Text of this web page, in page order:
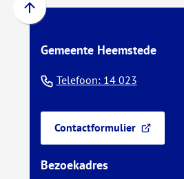
Scroll
boven
het
Gemeente Heemstede
Telefoon: 14 023(Verwijst
Contactformulier
(Verwijst
een
Bezoekadres